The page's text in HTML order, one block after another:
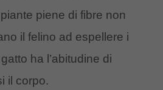
piene di fibre non
il felino ad espellere i
ha l’abitudine di
il corpo.